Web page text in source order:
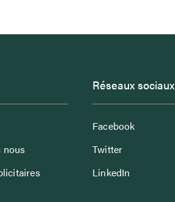
nous
Réseaux sociaux
Facebook
Twitter
LinkedIn